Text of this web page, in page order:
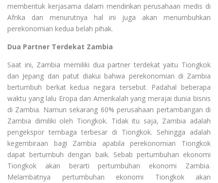
membentuk kerjasama dalam mendirikan perusahaan medis di
Afrika dan menurutnya hal ini juga akan menumbuhkan
perekonomian kedua belah pihak.
Dua Partner Terdekat Zambia
Saat ini, Zambia memiliki dua partner terdekat yaitu Tiongkok
dan Jepang dan patut diakui bahwa perekonomian di Zambia
bertumbuh berkat kedua negara tersebut. Padahal beberapa
waktu yang lalu Eropa dan Amerikalah yang merajai dunia bisnis
di Zambia. Namun sekarang 60% perusahaan pertambangan di
Zambia dimiliki oleh Tiongkok. Tidak itu saja, Zambia adalah
pengekspor tembaga terbesar di Tiongkok. Sehingga adalah
kegembiraan bagi Zambia apabila perekonomian Tiongkok
dapat bertumbuh dengan baik. Sebab pertumbuhan ekonomi
Tiongkok akan berarti pertumbuhan ekonomi Zambia.
Melambatnya pertumbuhan ekonomi Tiongkok akan